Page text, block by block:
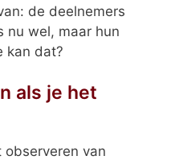
de deelnemers
nu wel, maar hun
kan dat?
als je het
van